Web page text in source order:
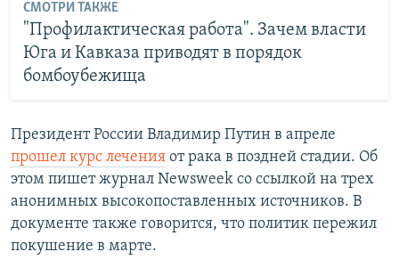
СМОТРИ ТАКЖЕ
"Профилактическая работа". Зачем власти
Юга и Кавказа приводят в порядок
бомбоубежища
Президент России Владимир Путин в апреле
прошел курс лечения от рака в поздней стадии. Об
этом пишет журнал Newsweek со ссылкой на трех
анонимных высокопоставленных источников. В
документе также говорится, что политик пережил
покушение в марте.